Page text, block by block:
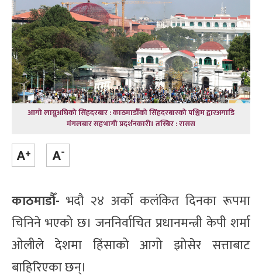
आगो लाग्नुअघिको सिंहदरबार : काठमाडौँको सिंहदरबारको पश्चिम द्वारअगाडि
मंगलबार सहभागी प्रदर्शनकारी। तस्बिर : रासस
काठमाडौँ- भदौ २४ अर्को कलंकित दिनका रूपमा
चिनिने भएको छ। जननिर्वाचित प्रधानमन्त्री केपी शर्मा
ओलीले देशमा हिंसाको आगो झोसेर सत्ताबाट
बाहिरिएका छन्।